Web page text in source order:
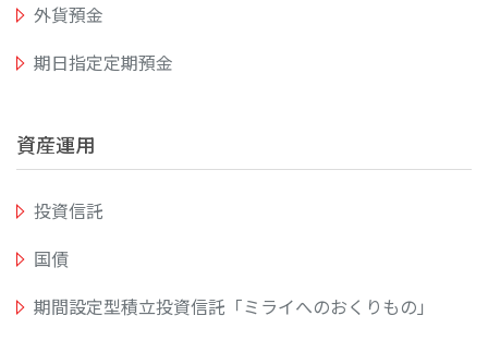
外貨預金
期日指定定期預金
資産運用
投資信託
国債
期間設定型積立投資信託「ミライへのおくりもの」